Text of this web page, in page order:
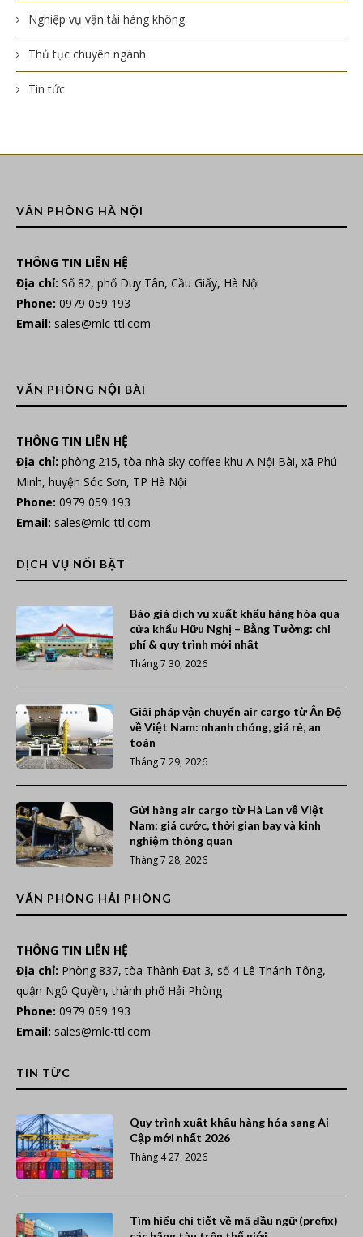
Nghiệp vụ vận tải hàng không
Thủ tục chuyên ngành
Tin tức
VĂN PHÒNG HÀ NỘI
THÔNG TIN LIÊN HỆ
Địa chỉ: Số 82, phố Duy Tân, Cầu Giấy, Hà Nội
Phone: 0979 059 193
Email: sales@mlc-ttl.com
VĂN PHÒNG NỘI BÀI
THÔNG TIN LIÊN HỆ
Địa chỉ: phòng 215, tòa nhà sky coffee khu A Nội Bài, xã Phú
Minh, huyện Sóc Sơn, TP Hà Nội
Phone: 0979 059 193
Email: sales@mlc-ttl.com
DỊCH VỤ NỔI BẬT
Báo giá dịch vụ xuất khẩu hàng hóa qua
cửa khẩu Hữu Nghị – Bằng Tường: chi
phí & quy trình mới nhất
Tháng 7 30, 2026
Giải pháp vận chuyển air cargo từ Ấn Độ
về Việt Nam: nhanh chóng, giá rẻ, an
toàn
Tháng 7 29, 2026
Gửi hàng air cargo từ Hà Lan về Việt
Nam: giá cước, thời gian bay và kinh
nghiệm thông quan
Tháng 7 28, 2026
VĂN PHÒNG HẢI PHÒNG
THÔNG TIN LIÊN HỆ
Địa chỉ: Phòng 837, tòa Thành Đạt 3, số 4 Lê Thánh Tông,
quận Ngô Quyền, thành phố Hải Phòng
Phone: 0979 059 193
Email: sales@mlc-ttl.com
TIN TỨC
Quy trình xuất khẩu hàng hóa sang Ai
Cập mới nhất 2026
Tháng 4 27, 2026
Tìm hiểu chi tiết về mã đầu ngữ (prefix)